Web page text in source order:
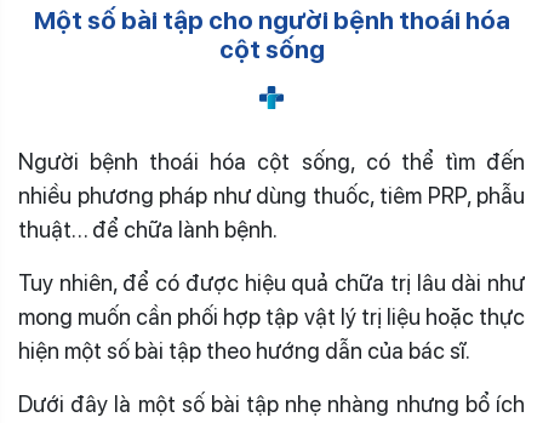
Một số bài tập cho người bệnh thoái hóa
cột sống
Người bệnh thoái hóa cột sống, có thể tìm đến
nhiều phương pháp như dùng thuốc, tiêm PRP, phẫu
thuật… để chữa lành bệnh.
Tuy nhiên, để có được hiệu quả chữa trị lâu dài như
mong muốn cần phối hợp tập vật lý trị liệu hoặc thực
hiện một số bài tập theo hướng dẫn của bác sĩ.
Dưới đây là một số bài tập nhẹ nhàng nhưng bổ ích